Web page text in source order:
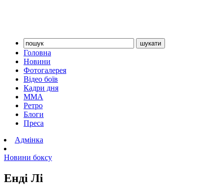
Головна
Новини
Фотогалерея
Відео боїв
Кадри дня
ММА
Ретро
Блоги
Преса
Адмінка
Новини боксу
Енді Лі